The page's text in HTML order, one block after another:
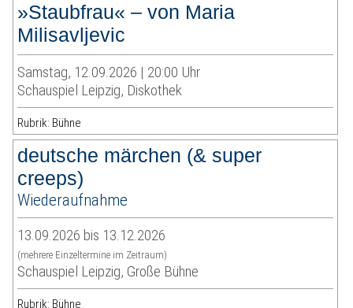
»Staubfrau« – von Maria
Milisavljevic
Samstag, 12.09.2026 | 20:00 Uhr
Schauspiel Leipzig, Diskothek
Rubrik: Bühne
deutsche märchen (& super
creeps)
Wiederaufnahme
13.09.2026 bis 13.12.2026
(mehrere Einzeltermine im Zeitraum)
Schauspiel Leipzig, Große Bühne
Rubrik: Bühne